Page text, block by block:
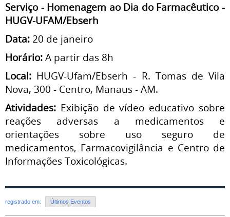
Serviço - Homenagem ao Dia do Farmacêutico -
HUGV-UFAM/Ebserh
Data: 20 de janeiro
Horário: A partir das 8h
Local: HUGV-Ufam/Ebserh - R. Tomas de Vila
Nova, 300 - Centro, Manaus - AM.
Atividades: Exibição de vídeo educativo sobre
reações adversas a medicamentos e
orientações sobre uso seguro de
medicamentos, Farmacovigilância e Centro de
Informações Toxicológicas.
registrado em: Últimos Eventos